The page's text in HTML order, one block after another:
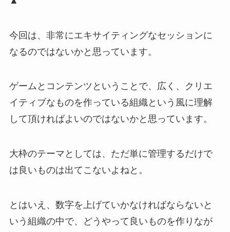
今回は、非常にエキサイティングなセッションに
なるのではないかと思っています。
ゲームとコンテンツということで、広く、クリエ
イティブなものを作っている組織という風に理解
して頂ければよいのではないかと思っています。
大枠のテーマとしては、ただ単に管理するだけで
は良いものは出てこないよねと。
とはいえ、数字を上げていかなければならないと
いう組織の中で、どうやって良いものを作りなが